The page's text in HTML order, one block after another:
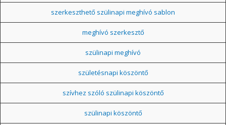
szerkeszthető szülinapi meghívó sablon
meghívó szerkesztő
szülinapi meghívó
születésnapi köszöntő
szívhez szóló szülinapi köszöntő
szülinapi köszöntő